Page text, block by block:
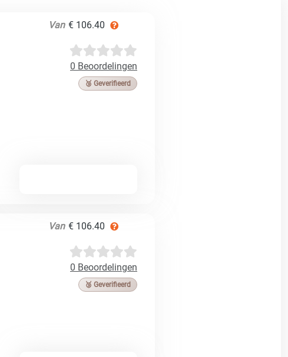
Van € 106.40
0 Beoordelingen
🥉 Geverifieerd
Van € 106.40
0 Beoordelingen
🥉 Geverifieerd